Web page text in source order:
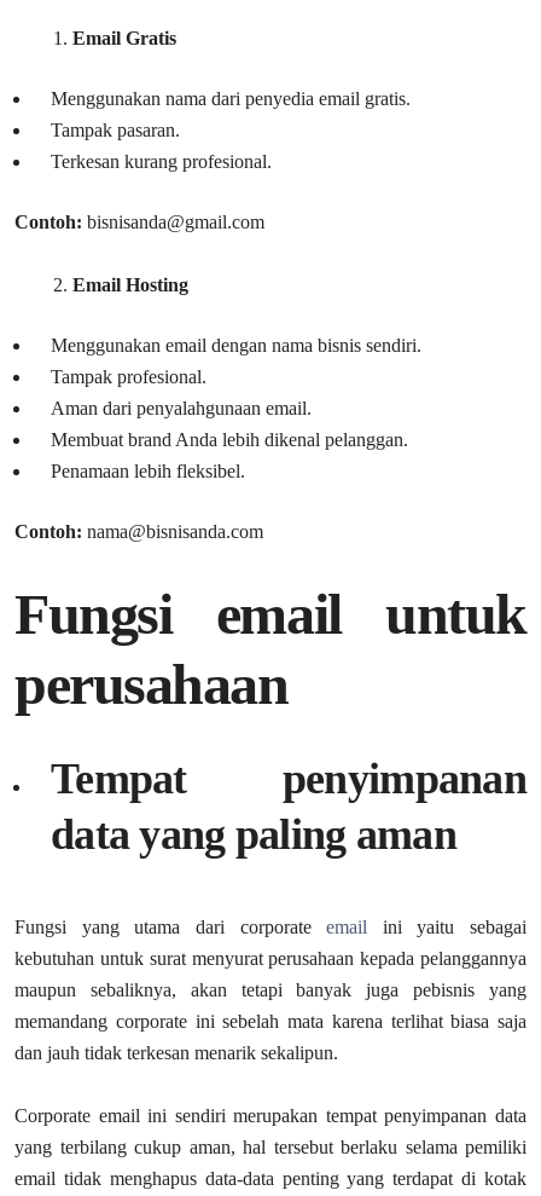
Email Gratis
Menggunakan nama dari penyedia email gratis.
Tampak pasaran.
Terkesan kurang profesional.
Contoh: bisnisanda@gmail.com
Email Hosting
Menggunakan email dengan nama bisnis sendiri.
Tampak profesional.
Aman dari penyalahgunaan email.
Membuat brand Anda lebih dikenal pelanggan.
Penamaan lebih fleksibel.
Contoh: nama@bisnisanda.com
Fungsi email untuk
perusahaan
Tempat penyimpanan
data yang paling aman
Fungsi yang utama dari corporateemail ini yaitu sebagai
kebutuhan untuk surat menyurat perusahaan kepada pelanggannya
maupun sebaliknya, akan tetapi banyak juga pebisnis yang
memandang corporate ini sebelah mata karena terlihat biasa saja
dan jauh tidak terkesan menarik sekalipun.
Corporate email ini sendiri merupakan tempat penyimpanan data
yang terbilang cukup aman, hal tersebut berlaku selama pemiliki
email tidak menghapus data-data penting yang terdapat di kotak